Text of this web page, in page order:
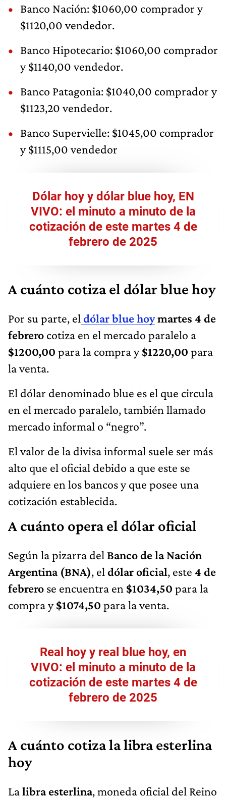
Banco Nación: $1060,00 comprador y
$1120,00 vendedor.
Banco Hipotecario: $1060,00 comprador
y $1140,00 vendedor.
Banco Patagonia: $1040,00 comprador y
$1123,20 vendedor.
Banco Supervielle: $1045,00 comprador
y $1115,00 vendedor
Dólar hoy y dólar blue hoy, EN
VIVO: el minuto a minuto de la
cotización de este martes 4 de
febrero de 2025
A cuánto cotiza el dólar blue hoy
Por su parte, el dólar blue hoymartes 4 de
febrero cotiza en el mercado paralelo a
$1200,00 para la compra y$1220,00 para
la venta.
El dólar denominado blue es el que circula
en el mercado paralelo, también llamado
mercado informal o “negro”.
El valor de la divisa informal suele ser más
alto que el oficial debido a que este se
adquiere en los bancos y que posee una
cotización establecida.
A cuánto opera el dólar oficial
Según la pizarra del Banco de la Nación
Argentina (BNA), el dólar oficial, este 4 de
febrero se encuentra en $1034,50 para la
compra y$1074,50 para la venta.
Real hoy y real blue hoy, en
VIVO: el minuto a minuto de la
cotización de este martes 4 de
febrero de 2025
A cuánto cotiza la libra esterlina
hoy
Lalibra esterlina, moneda oficial del Reino